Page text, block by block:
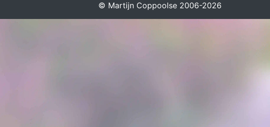
© Martijn Coppoolse 2006-2026